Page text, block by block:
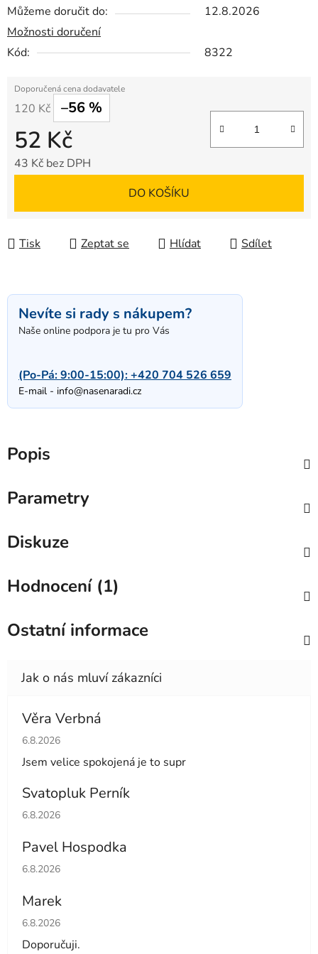
Můžeme doručit do:
12.8.2026
Možnosti doručení
Kód:
8322
120 Kč –56 %
52 Kč
43 Kč bez DPH
DO KOŠÍKU
Tisk Zeptat se Hlídat Sdílet
Nevíte si rady s nákupem?
Naše online podpora je tu pro Vás
(Po-Pá: 9:00-15:00):+420 704 526 659
E-mail - info@nasenaradi.cz
Popis
Parametry
Diskuze
Hodnocení (1)
Ostatní informace
Věra Verbná
Hodnocení obchodu je 5 z 5 hvězdiček.
6.8.2026
Jsem velice spokojená je to supr
Svatopluk Perník
Hodnocení obchodu je 5 z 5 hvězdiček.
6.8.2026
Pavel Hospodka
Hodnocení obchodu je 5 z 5 hvězdiček.
6.8.2026
Marek
Hodnocení obchodu je 4 z 5 hvězdiček.
6.8.2026
Doporučuji.